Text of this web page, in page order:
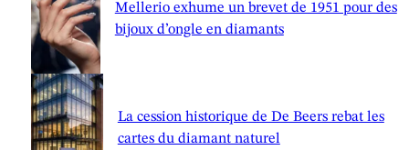
Mellerio exhume un brevet de 1951 pour des
bijoux d’ongle en diamants
La cession historique de De Beers rebat les
cartes du diamant naturel